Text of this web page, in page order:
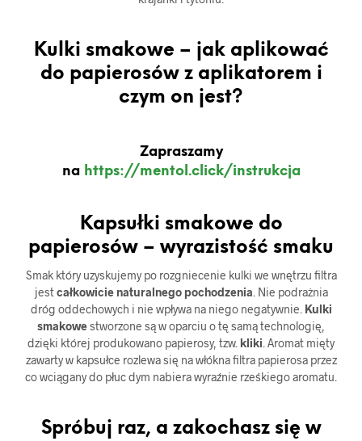
Kulki smakowe – jak aplikować
do papierosów z aplikatorem i
czym on jest?
Zapraszamy
na https://mentol.click/instrukcja
Kapsułki smakowe do
papierosów – wyrazistość smaku
Smak który uzyskujemy po rozgniecenie kulki we wnętrzu filtra
jestcałkowicie naturalnego pochodzenia . Nie podrażnia
dróg oddechowych i nie wpływa na niego negatywnie. Kulki
smakowestworzone są w oparciu o tę samą technologię,
dzięki której produkowano papierosy, tzw. kliki . Aromat mięty
zawarty w kapsułce rozlewa się na włókna filtra papierosa przez
co wciągany do płuc dym nabiera wyraźnie rześkiego aromatu.
Spróbuj raz, a zakochasz się w